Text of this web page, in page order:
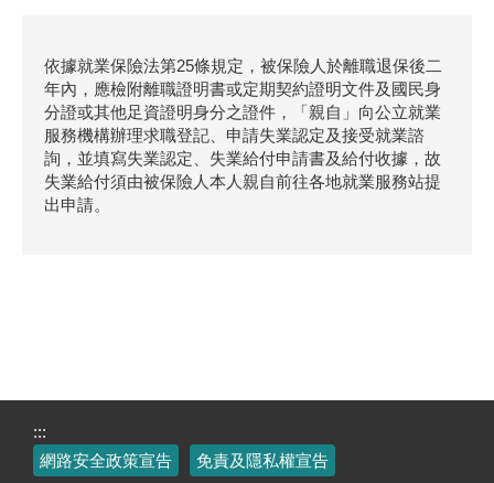
依據就業保險法第25條規定，被保險人於離職退保後二
年內，應檢附離職證明書或定期契約證明文件及國民身
分證或其他足資證明身分之證件，「親自」向公立就業
服務機構辦理求職登記、申請失業認定及接受就業諮
詢，並填寫失業認定、失業給付申請書及給付收據，故
失業給付須由被保險人本人親自前往各地就業服務站提
出申請。
:::
網路安全政策宣告
免責及隱私權宣告